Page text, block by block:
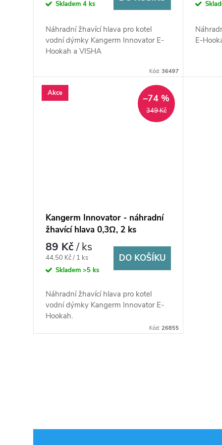
Skladem4 ks
Náhradní žhavící hlava pro kotel
vodní dýmky Kangerm Innovator E-
Hookah a VISHA
Kód:36497
E-
Akce
349 Kč
–74 %
Kangerm Innovator - náhradní
žhavící hlava 0,3Ω, 2 ks
89 Kč/ ks
Měrná
cena:
44,50 Kč / 1 ks
Skladem>5 ks
DO KOŠÍKU
Náhradní žhavící hlava pro kotel
vodní dýmky Kangerm Innovator E-
Hookah.
Kód:26855
á